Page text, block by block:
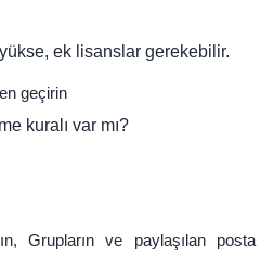
ek lisanslar gerekebilir.
geçirin
kuralı var mı?
Grupların ve paylaşılan posta